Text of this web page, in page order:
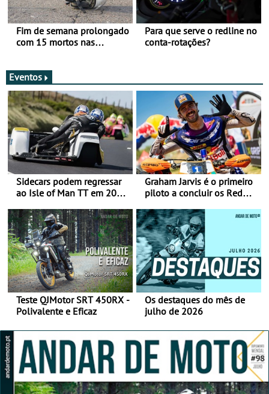
Fim de semana prolongado
com 15 mortos nas
Para que serve o redline no
conta-rotações?
Eventos
Sidecars podem regressar
ao Isle of Man TT em 2027
Graham Jarvis é o primeiro
piloto a concluir os Red
moto elétrica
Teste QJMotor SRT 450RX -
Polivalente e Eficaz
Os destaques do mês de
julho de 2026